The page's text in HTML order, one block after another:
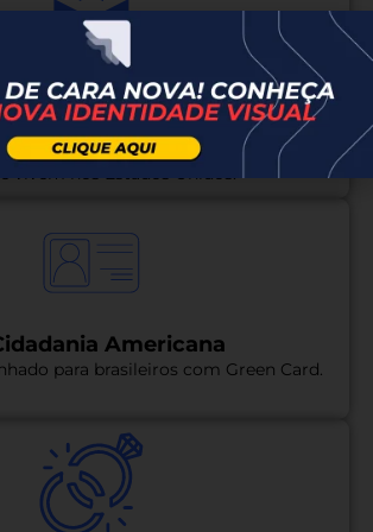
militar para o consulado
brasileiro
ou Segunda via para brasileiros
vivem nos Estados Unidos.
Americana
para brasileiros com Green Card.